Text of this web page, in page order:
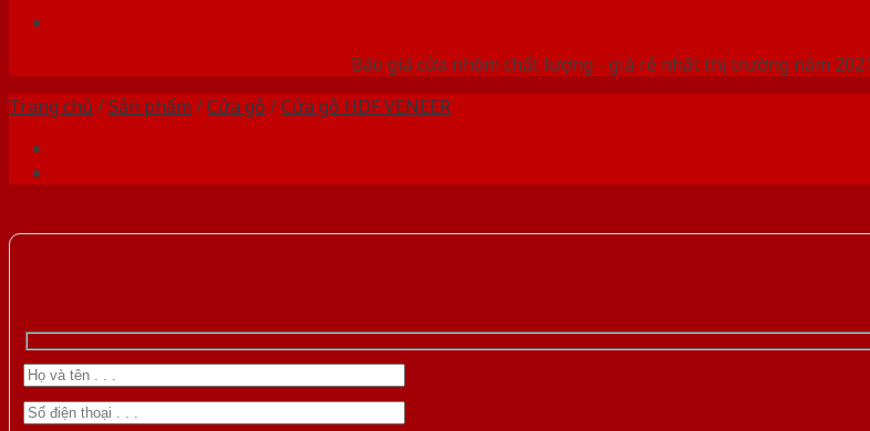
Báo giá cửa nhôm chất lượng - giá rẻ nhất thị trường năm
Trang chủ /Sản phẩm /Cửa gỗ /Cửa gỗ HDF VENEER